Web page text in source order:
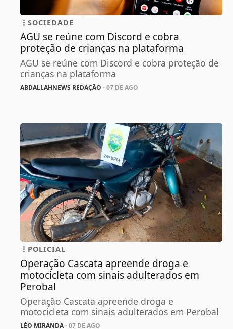
SOCIEDADE
AGU se reúne com Discord e cobra
proteção de crianças na plataforma
AGU se reúne com Discord e cobra proteção de
crianças na plataforma
ABDALLAHNEWS REDAÇÃO - 07 DE AGO
POLICIAL
Operação Cascata apreende droga e
motocicleta com sinais adulterados em
Perobal
Operação Cascata apreende droga e
motocicleta com sinais adulterados em Perobal
LÉO MIRANDA- 07 DE AGO